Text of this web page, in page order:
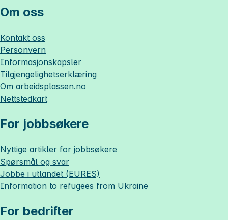
Om oss
Kontakt oss
Personvern
Informasjonskapsler
Tilgjengelighetserklæring
Om arbeidsplassen.no
Nettstedkart
For jobbsøkere
Nyttige artikler for jobbsøkere
Spørsmål og svar
Jobbe i utlandet (EURES)
Information to refugees from Ukraine
For bedrifter